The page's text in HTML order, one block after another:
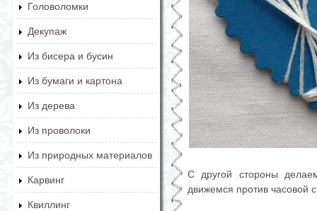
Головоломки
Декупаж
Из бисера и бусин
Из бумаги и картона
Из дерева
Из проволоки
Из природных материалов
Карвинг
Квиллинг
С другой стороны
движемся против часовой